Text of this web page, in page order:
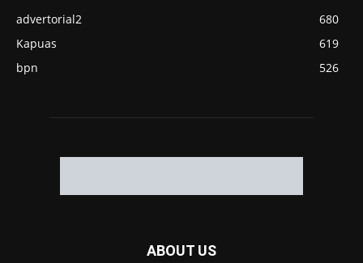
advertorial2
680
Kapuas
619
bpn
526
ABOUT US